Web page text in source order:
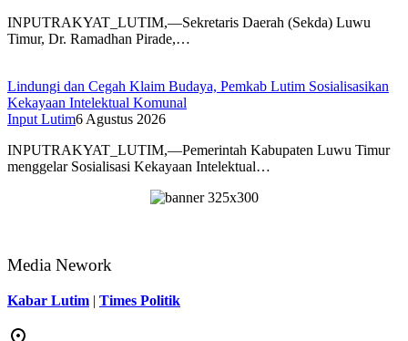
INPUTRAKYAT_LUTIM,—Sekretaris Daerah (Sekda) Luwu
Timur, Dr. Ramadhan Pirade,…
Lindungi dan Cegah Klaim Budaya, Pemkab Lutim Sosialisasikan
Kekayaan Intelektual Komunal
Input Lutim6 Agustus 2026
INPUTRAKYAT_LUTIM,—Pemerintah Kabupaten Luwu Timur
menggelar Sosialisasi Kekayaan Intelektual…
Media Nework
Kabar Lutim | Times Politik